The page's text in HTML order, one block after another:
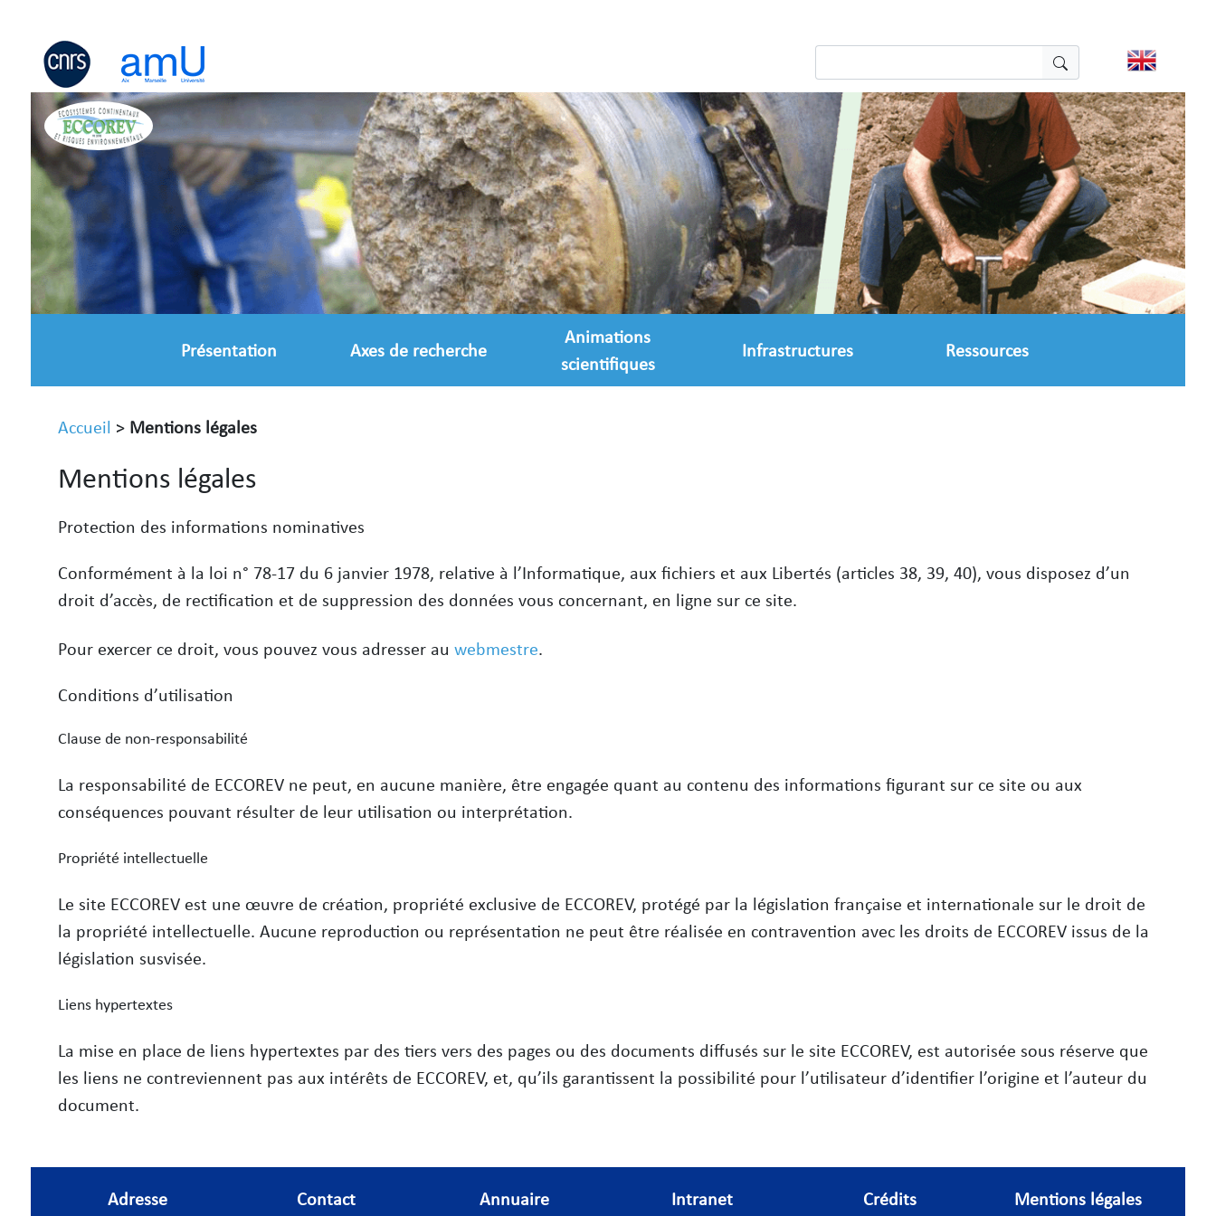
Présentation Axes de recherche
Animations
scientifiques
Infrastructures Ressources
Accueil > Mentions légales
Mentions légales
Protection des informations nominatives
Conformément à la loi n° 78-17 du 6 janvier 1978, relative à l’Informatique, aux fichiers et aux Libertés (articles 38, 39, 40), vous disposez d’un
droit d’accès, de rectification et de suppression des données vous concernant, en ligne sur ce site.
Pour exercer ce droit, vous pouvez vous adresser au webmestre.
Conditions d’utilisation
Clause de non-responsabilité
La responsabilité de ECCOREV ne peut, en aucune manière, être engagée quant au contenu des informations figurant sur ce site ou aux
conséquences pouvant résulter de leur utilisation ou interprétation.
Propriété intellectuelle
Le site ECCOREV est une œuvre de création, propriété exclusive de ECCOREV, protégé par la législation française et internationale sur le droit de
la propriété intellectuelle. Aucune reproduction ou représentation ne peut être réalisée en contravention avec les droits de ECCOREV issus de la
législation susvisée.
Liens hypertextes
La mise en place de liens hypertextes par des tiers vers des pages ou des documents diffusés sur le site ECCOREV, est autorisée sous réserve que
les liens ne contreviennent pas aux intérêts de ECCOREV, et, qu’ils garantissent la possibilité pour l’utilisateur d’identifier l’origine et l’auteur du
document.
Adresse Contact Annuaire Intranet Crédits Mentions légales
Panneau de gestion des cookies